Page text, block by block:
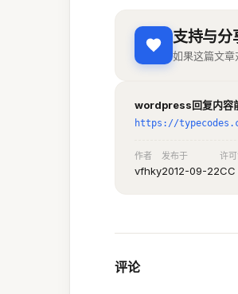
支持与分
如果这篇文章
wordpress回复内容
https://
作者
vfhky
发布于
2012-09-22
许
CC
评论